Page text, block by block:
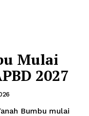
Mulai
2027
Bumbu mulai